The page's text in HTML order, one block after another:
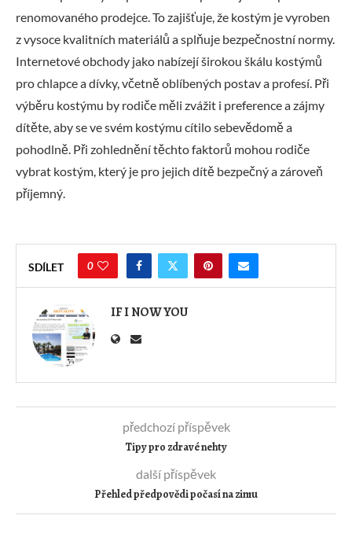
renomovaného prodejce. To zajišťuje, že kostým je vyroben
z vysoce kvalitních materiálů a splňuje bezpečnostní normy.
Internetové obchody jako nabízejí širokou škálu kostýmů
pro chlapce a dívky, včetně oblíbených postav a profesí. Při
výběru kostýmu by rodiče měli zvážit i preference a zájmy
dítěte, aby se ve svém kostýmu cítilo sebevědomě a
pohodlně. Při zohlednění těchto faktorů mohou rodiče
vybrat kostým, který je pro jejich dítě bezpečný a zároveň
příjemný.
SDÍLET 0
IF I NOW YOU
předchozí příspěvek
Tipy pro zdravé nehty
další příspěvek
Přehled předpovědi počasí na zimu